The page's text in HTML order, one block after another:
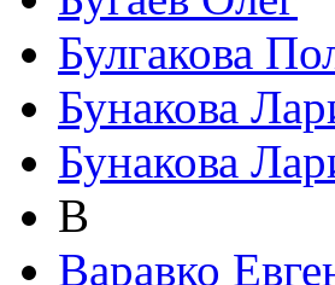
Булгакова
Бунакова
Бунакова
В
Варавко